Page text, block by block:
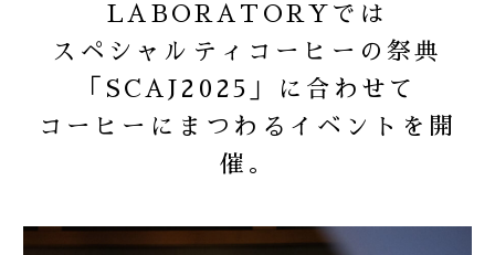
2025
2024
プレスリリース
お知らせ
LABORATORYでは
スペシャルティコーヒーの祭典
「SCAJ2025」に合わせて
コーヒーにまつわるイベントを開
催。